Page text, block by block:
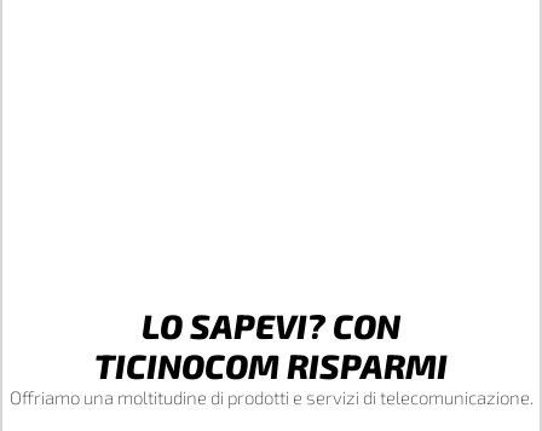
LO SAPEVI? CON
TICINOCOM RISPARMI
Offriamo una moltitudine di prodotti e servizi di telecomunicazione.